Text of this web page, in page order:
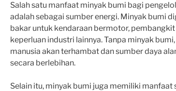
Salah satu manfaat minyak bumi bagi
adalah sebagai sumber energi. Minyak bumi
bakar untuk kendaraan bermotor,
keperluan industri lainnya. Tanpa minyak
manusia akan terhambat dan sumber daya
secara berlebihan.
Selain itu, minyak bumi juga memiliki manfaat